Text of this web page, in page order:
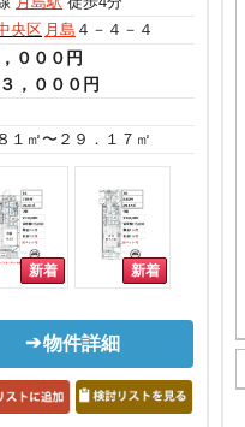
央区 月島 ４－４－４
０００円
，０００円
１㎡〜２９．１７㎡
物件詳細